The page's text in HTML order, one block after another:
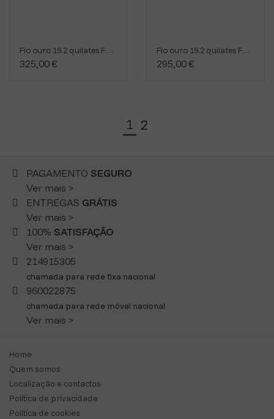
Fio ouro 19.2 quilates FN8/248/502542
325,00 €
Fio ouro 19.2 quilates FN8/248/3102045
295,00 €
1 2
PAGAMENTO SEGURO
Ver mais >
ENTREGAS GRÁTIS
Ver mais >
100% SATISFAÇÃO
Ver mais >
214915305
chamada para rede fixa nacional
960022875
chamada para rede móvel nacional
Ver mais >
Home
Quem somos
Localização e contactos
Política de privacidade
Política de cookies